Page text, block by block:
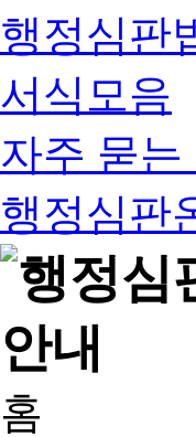
행정심판
서식모음
자주 묻는
행정심판
홈